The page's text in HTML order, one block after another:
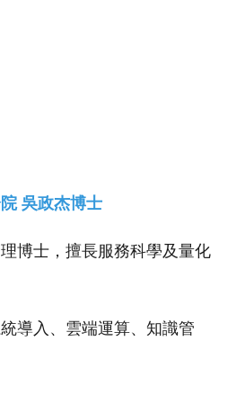
吳政杰博士
博士，擅長服務科學及量化
導入、雲端運算、知識管